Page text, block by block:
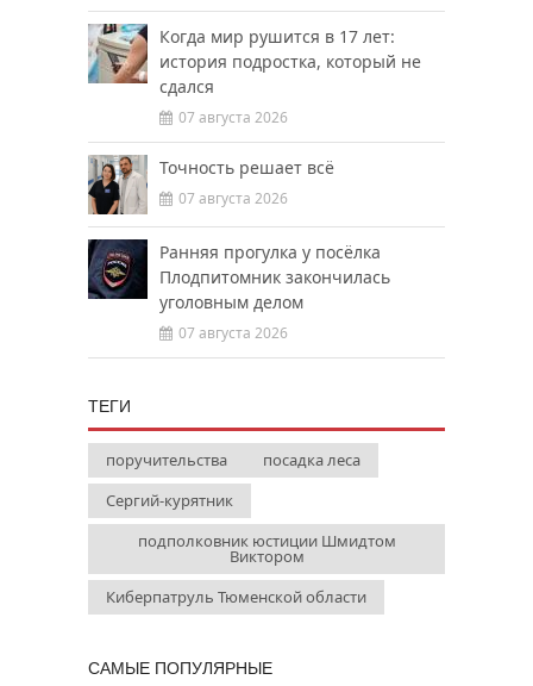
Когда мир рушится в 17 лет:
история подростка, который не
сдался
07 августа 2026
Точность решает всё
07 августа 2026
Ранняя прогулка у посёлка
Плодпитомник закончилась
уголовным делом
07 августа 2026
ТЕГИ
поручительства
посадка леса
Сергий-курятник
подполковник юстиции Шмидтом
Виктором
Киберпатруль Тюменской области
САМЫЕ ПОПУЛЯРНЫЕ